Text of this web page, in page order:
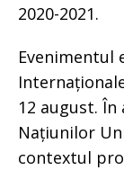
2020-2021.
Evenimentul
12 august.
Națiunilor
contextul